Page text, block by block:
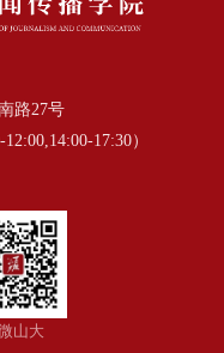
路27号
12:00,14:00-17:30）
山大